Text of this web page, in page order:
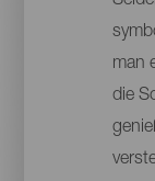
man
die